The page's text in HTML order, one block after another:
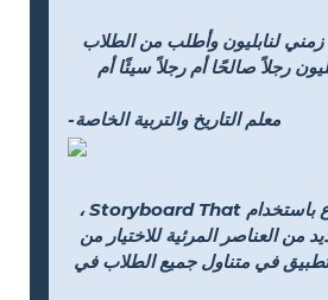
لنابليون وأطلب من الطلاب
رجلاً صالحًا أم رجلاً سيئًا أم
-معلم التاريخ والتربية الخاصة
"يُتاح للطلاب الإبداع باستخدام Storyboard That ،
من العناصر المرئية للاختيار من
في متناول جميع الطلاب في